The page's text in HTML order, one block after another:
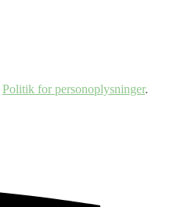
Politik for personoplysninger.